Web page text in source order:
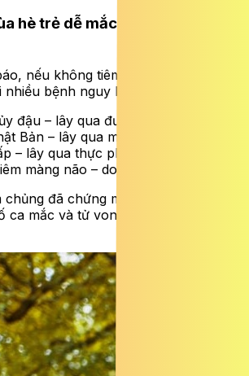
hè trẻ dễ mắc nếu không tiêm
nếu không tiêm phòng đầy đủ, trẻ
bệnh nguy hiểm:
đậu – lây qua đường hô hấp.
Bản – lây qua muỗi.
– lây qua thực phẩm, nước bẩn.
màng não – do vi khuẩn.
đã chứng minh hiệu quả trong
ca mắc và tử vong do các bệnh này